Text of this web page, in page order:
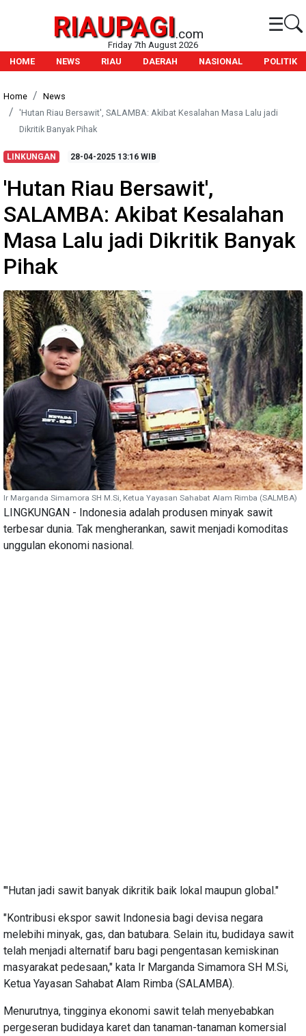
RIAUPAGI.com ☰
Friday 7th August 2026
HOME
NEWS RIAU DAERAH NASIONAL POLITIK
Home
News
'Hutan Riau Bersawit', SALAMBA: Akibat Kesalahan Masa Lalu jadi
Dikritik Banyak Pihak
LINKUNGAN 28-04-2025 13:16 WIB
'Hutan Riau Bersawit',
SALAMBA: Akibat Kesalahan
Masa Lalu jadi Dikritik Banyak
Pihak
Ir Marganda Simamora SH M.Si, Ketua Yayasan Sahabat Alam Rimba (SALMBA)
LINGKUNGAN - Indonesia adalah produsen minyak sawit
terbesar dunia. Tak mengherankan, sawit menjadi komoditas
unggulan ekonomi nasional.
"'Hutan jadi sawit banyak dikritik baik lokal maupun global."
"Kontribusi ekspor sawit Indonesia bagi devisa negara
melebihi minyak, gas, dan batubara. Selain itu, budidaya sawit
telah menjadi alternatif baru bagi pengentasan kemiskinan
masyarakat pedesaan," kata Ir Marganda Simamora SH M.Si,
Ketua Yayasan Sahabat Alam Rimba (SALAMBA).
Menurutnya, tingginya ekonomi sawit telah menyebabkan
pergeseran budidaya karet dan tanaman-tanaman komersial